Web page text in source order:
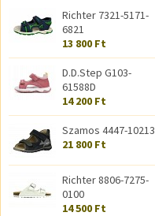
Richter 7321-5171-
6821
13 800 Ft
D.D.Step G103-
61588D
14 200 Ft
Szamos 4447-10213
21 800 Ft
Richter 8806-7275-
0100
14 500 Ft